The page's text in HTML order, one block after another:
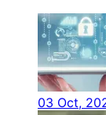
03 Oct,